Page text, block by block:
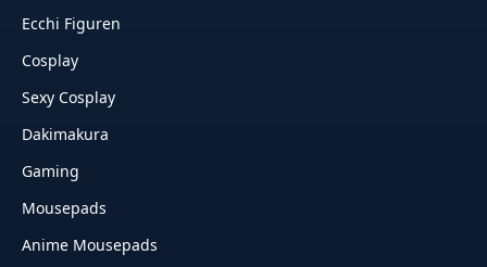
Ecchi Figuren
Cosplay
Sexy Cosplay
Dakimakura
Gaming
Mousepads
Anime Mousepads